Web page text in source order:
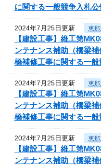
に関する一般競争入札公
2024年7月25日更新 恵
【建設工事】維工第
ンテナンス補助（橋梁補
橋補修工事に関する一般
2024年7月25日更新 恵
【建設工事】維工第
ンテナンス補助（橋梁補
橋補修工事に関する一般
2024年7月25日更新 恵
【建設工事】維工第
ンテナンス補助（橋梁